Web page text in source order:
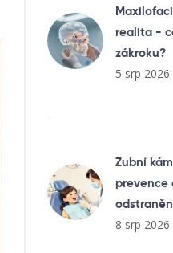
realita -
zákroku?
5 srp 2026
Zubní
prevence
8 srp 2026